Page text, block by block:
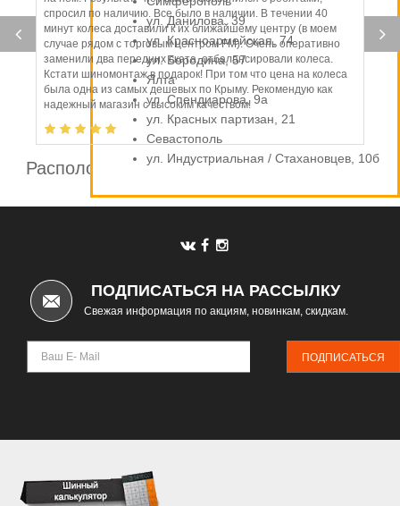
спросил по наличию. Все было в наличии. В течении 40
минут колеса доставили к их ближайшему центру (в моем
случае рядом с торговым центром FM). Очень оперативно
заменили два передних ската, отбалансировали колеса.
Кстати шиномонтаж в подарок! При том что цена на колеса
была одна из самых дешевых по Крыму. Рекомендую как
надежный магазин с высоким качеством!
Расположение шинных центров компании
ул. Данилова, 39
ул. Красноармейская, 74
ул. Бородина, 57
Ялта
ул. Спендиарова, 9а
ул. Красных партизан, 21
Севастополь
ул. Индустриальная / Стахановцев, 10б
ПОДПИСАТЬСЯ НА РАССЫЛКУ
Свежая информация по акциям, новинкам, скидкам.
ПОДПИСАТЬСЯ